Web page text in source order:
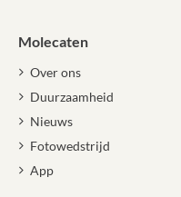
Molecaten
Over ons
Duurzaamheid
Nieuws
Fotowedstrijd
App